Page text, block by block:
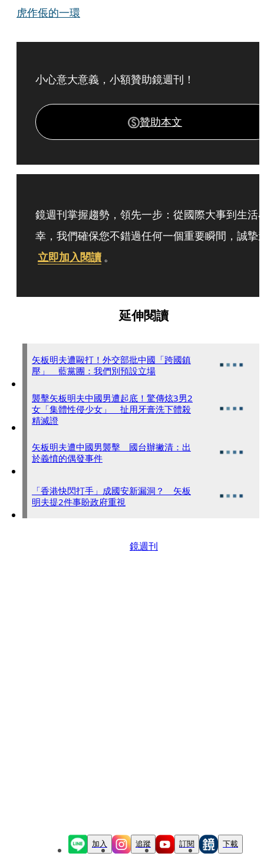
虎作倀的一環
小心意大意義，小額贊助鏡週刊！
贊助本文
鏡週刊掌握趨勢，領先一步：從國際大事到生活
幸，我們確保您不錯過任何一個重要瞬間，誠摯
立即加入閱讀 。
延伸閱讀
矢板明夫遭毆打！外交部批中國「跨國鎮
壓」 藍黨團：我們別預設立場
襲擊矢板明夫中國男遭起底！驚傳炫3男2
女「集體性侵少女」 扯用牙膏洗下體殺
精滅證
矢板明夫遭中國男襲擊 國台辦撇清：出
於義憤的偶發事件
「香港快閃打手」成國安新漏洞？ 矢板
明夫提2件事盼政府重視
鏡週刊
加入 追蹤 訂閱 下載